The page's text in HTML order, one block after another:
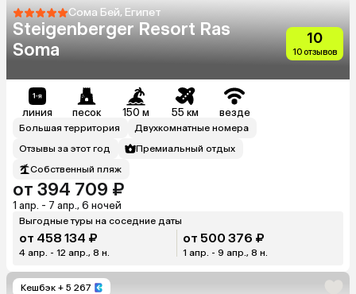
Сома Бей, Египет
Steigenberger Resort Ras
Soma
10
10 отзывов
линия песок 150 м 55 км везде
Большая территория
Двухкомнатные номера
Отзывы за этот год
Премиальный отдых
Собственный пляж
от 394 709 ₽
1 апр. - 7 апр., 6 ночей
Выгодные туры на соседние даты
от 458 134 ₽
4 апр. - 12 апр., 8 н.
от 500 376 ₽
1 апр. - 9 апр., 8 н.
Кешбэк + 5 267